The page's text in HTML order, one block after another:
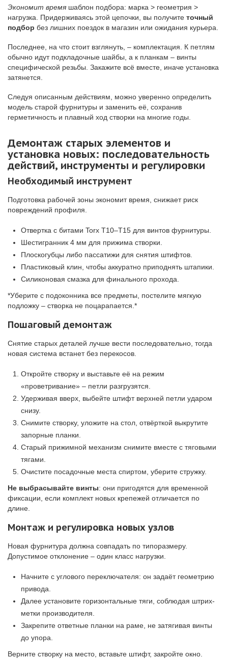
Экономит время шаблон подбора: марка > геометрия >
нагрузка. Придерживаясь этой цепочки, вы получите точный
подбор без лишних поездок в магазин или ожидания курьера.
Последнее, на что стоит взглянуть, – комплектация. К петлям
обычно идут подкладочные шайбы, а к планкам – винты
специфической резьбы. Закажите всё вместе, иначе установка
затянется.
Следуя описанным действиям, можно уверенно определить
модель старой фурнитуры и заменить её, сохранив
герметичность и плавный ход створки на многие годы.
Демонтаж старых элементов и
установка новых: последовательность
действий, инструменты и регулировки
Необходимый инструмент
Подготовка рабочей зоны экономит время, снижает риск
повреждений профиля.
Отвертка с битами Torx T10–T15 для винтов фурнитуры.
Шестигранник 4 мм для прижима створки.
Плоскогубцы либо пассатижи для снятия штифтов.
Пластиковый клин, чтобы аккуратно приподнять штапики.
Силиконовая смазка для финального прохода.
*Уберите с подоконника все предметы, постелите мягкую
подложку – створка не поцарапается.*
Пошаговый демонтаж
Снятие старых деталей лучше вести последовательно, тогда
новая система встанет без перекосов.
Откройте створку и выставьте её на режим
«проветривание» – петли разгрузятся.
Удерживая вверх, выбейте штифт верхней петли ударом
снизу.
Снимите створку, уложите на стол, отвёрткой выкрутите
запорные планки.
Старый прижимной механизм снимите вместе с тяговыми
тягами.
Очистите посадочные места спиртом, уберите стружку.
Не выбрасывайте винты: они пригодятся для временной
фиксации, если комплект новых крепежей отличается по
длине.
Монтаж и регулировка новых узлов
Новая фурнитура должна совпадать по типоразмеру.
Допустимое отклонение – один класс нагрузки.
Начните с углового переключателя: он задаёт геометрию
привода.
Далее установите горизонтальные тяги, соблюдая штрих-
метки производителя.
Закрепите ответные планки на раме, не затягивая винты
до упора.
Верните створку на место, вставьте штифт, закройте окно.